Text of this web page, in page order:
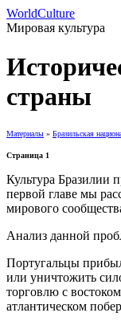
WorldCulture
Мировая культура
страны
Материалы » Бразильская
Страница 1
Культура Бразилии
первой главе мы
мирового
Анализ данной
Португальцы
или уничтожить
торговлю с
атлантическом